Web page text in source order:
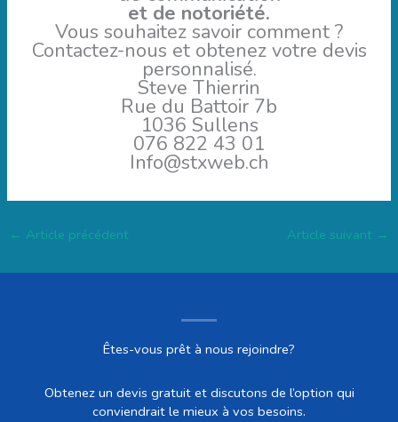
et de notoriété.
Vous souhaitez savoir comment ?
Contactez-nous et obtenez votre devis
personnalisé.
Steve Thierrin
Rue du Battoir 7b
1036 Sullens
076 822 43 01
Info@stxweb.ch
← Article précédent Article suivant →
Êtes-vous prêt à nous rejoindre?
Obtenez un devis gratuit et discutons de l’option qui
conviendrait le mieux à vos besoins.